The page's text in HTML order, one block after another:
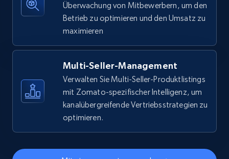
using specific category URL
URL, Final price, Sku, Currency, Gtin,
Specifications, Image urls, Top reviews, and
more.
Walmart - products - Collects products by
specific keywords
URL, Final price, Sku, Currency, Gtin,
Überwachung von Mitbewerbern, um den
Betrieb zu optimieren und den Umsatz zu
maximieren
Multi-Seller-Management
Verwalten Sie Multi-Seller-Produktlistings
mit Zomato-spezifischer Intelligenz, um
kanalübergreifende Vertriebsstrategien zu
optimieren.